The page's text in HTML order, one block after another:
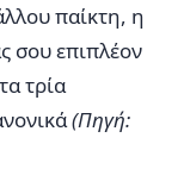
παίκτη, η
σου επιπλέον
τρία
(Πηγή: